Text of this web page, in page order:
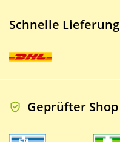
Schnelle Lieferung
Geprüfter Shop